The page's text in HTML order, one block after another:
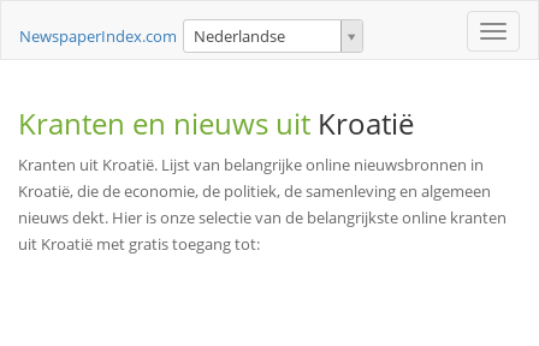
Toggle
NewspaperIndex.com Nederlandse
Kranten en nieuws uit Kroatië
Kranten uit Kroatië. Lijst van belangrijke online nieuwsbronnen in
Kroatië, die de economie, de politiek, de samenleving en algemeen
nieuws dekt. Hier is onze selectie van de belangrijkste online kranten
uit Kroatië met gratis toegang tot: